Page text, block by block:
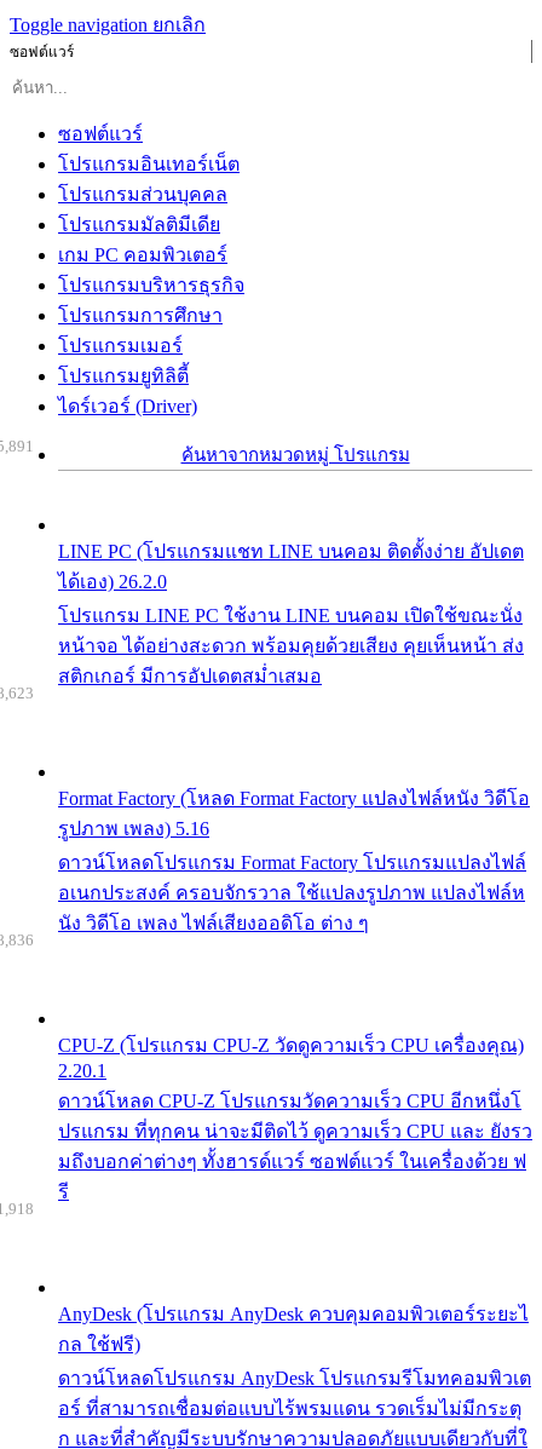
Toggle navigation ยกเลิก
ซอฟต์แวร์
ซอฟต์แวร์
โปรแกรมอินเทอร์เน็ต
โปรแกรมส่วนบุคคล
โปรแกรมมัลติมีเดีย
เกม PC คอมพิวเตอร์
โปรแกรมบริหารธุรกิจ
โปรแกรมการศึกษา
โปรแกรมเมอร์
โปรแกรมยูทิลิตี้
ไดร์เวอร์ (Driver)
ค้นหาจากหมวดหมู่ โปรแกรม
LINE PC (โปรแกรมแชท LINE บนคอม ติดตั้งง่าย อัปเดต
ได้เอง) 26.2.0
โปรแกรม LINE PC ใช้งาน LINE บนคอม เปิดใช้ขณะนั่ง
หน้าจอ ได้อย่างสะดวก พร้อมคุยด้วยเสียง คุยเห็นหน้า ส่ง
สติกเกอร์ มีการอัปเดตสม่ำเสมอ
Format Factory (โหลด Format Factory แปลงไฟล์หนัง วิดีโอ
รูปภาพ เพลง) 5.16
ดาวน์โหลดโปรแกรม Format Factory โปรแกรมแปลงไฟล์
อเนกประสงค์ ครอบจักรวาล ใช้แปลงรูปภาพ แปลงไฟล์ห
นัง วิดีโอ เพลง ไฟล์เสียงออดิโอ ต่าง ๆ
CPU-Z (โปรแกรม CPU-Z วัดดูความเร็ว CPU เครื่องคุณ)
2.20.1
ดาวน์โหลด CPU-Z โปรแกรมวัดความเร็ว CPU อีกหนึ่งโ
ปรแกรม ที่ทุกคน น่าจะมีติดไว้ ดูความเร็ว CPU และ ยังรว
มถึงบอกค่าต่างๆ ทั้งฮารด์แวร์ ซอฟต์แวร์ ในเครื่องด้วย ฟ
รี
AnyDesk (โปรแกรม AnyDesk ควบคุมคอมพิวเตอร์ระยะไ
กล ใช้ฟรี)
ดาวน์โหลดโปรแกรม AnyDesk โปรแกรมรีโมทคอมพิวเต
อร์ ที่สามารถเชื่อมต่อแบบไร้พรมแดน รวดเร็มไม่มีกระตุ
ก และที่สำคัญมีระบบรักษาความปลอดภัยแบบเดียวกับที่ใ